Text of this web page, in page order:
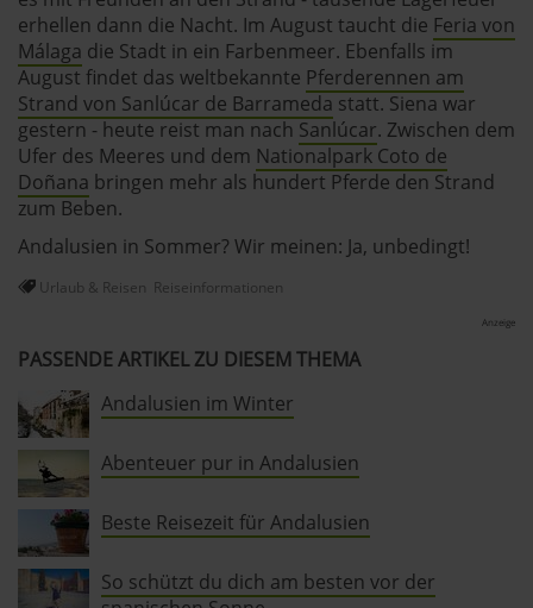
Einige von ihnen sind notwendig, während andere nicht
notwendig sind, jedoch helfen das Onlineangebot zu
verbessern und wirtschaftlich zu betreiben. Du kannst in
den Einsatz der nicht notwendigen Cookies mit dem Klick
auf die Schaltfläche »Akzeptieren« einwilligen oder dich
per Klick auf »Anpassen« anders entscheiden. Die
Einwilligung umfasst alle vorausgewählten, bzw. von dir
ausgewählten Cookies. Du kannst diese Einstellungen
»Cookies«, »Marketing« und »Statistik«) erhältst du in
der Datenschutzerklärung.
Datenschutzerklärung
erhellen dann die Nacht. Im August taucht die Feria von
Málaga die Stadt in ein Farbenmeer. Ebenfalls im
August findet das weltbekannte Pferderennen am
Strand von Sanlúcar de Barrameda statt. Siena war
gestern - heute reist man nach Sanlúcar. Zwischen dem
Ufer des Meeres und dem Nationalpark Coto de
Doñana bringen mehr als hundert Pferde den Strand
zum Beben.
Andalusien in Sommer? Wir meinen: Ja, unbedingt!
Urlaub & Reisen Reiseinformationen
Anzeige
PASSENDE ARTIKEL ZU DIESEM THEMA
Andalusien im Winter
Abenteuer pur in Andalusien
Beste Reisezeit für Andalusien
So schützt du dich am besten vor der